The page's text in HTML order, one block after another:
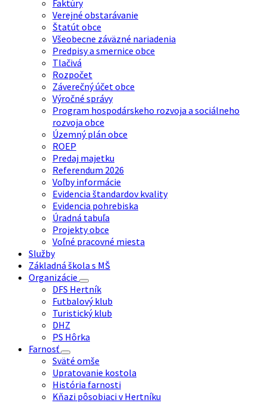
Faktúry
Verejné obstarávanie
Štatút obce
Všeobecne záväzné nariadenia
Predpisy a smernice obce
Tlačivá
Rozpočet
Záverečný účet obce
Výročné správy
Program hospodárskeho rozvoja a sociálneho
rozvoja obce
Územný plán obce
ROEP
Predaj majetku
Referendum 2026
Voľby informácie
Evidencia štandardov kvality
Evidencia pohrebiska
Úradná tabuľa
Projekty obce
Voľné pracovné miesta
Služby
Základná škola s MŠ
Organizácie
DFS Hertník
Futbalový klub
Turistický klub
DHZ
PS Hôrka
Farnosť
Sväté omše
Upratovanie kostola
História farnosti
Kňazi pôsobiaci v Hertníku